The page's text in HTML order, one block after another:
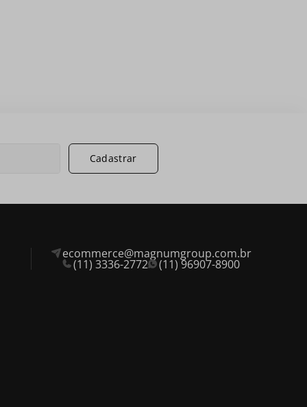
Cadastrar
ecommerce@magnumgroup.com.br
(11) 3336-2772 (11) 96907-8900